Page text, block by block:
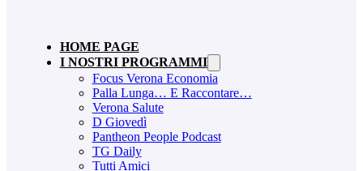
HOME PAGE
I NOSTRI PROGRAMMI
Focus Verona Economia
Palla Lunga… E Raccontare…
Verona Salute
D Giovedì
Pantheon People Podcast
TG Daily
Tutti Amici